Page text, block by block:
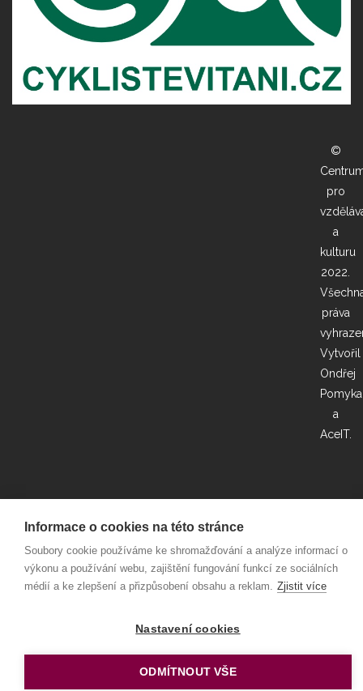
©
pro
a
kulturu
2022.
práva
Vytvořil
Ondřej
a
AceIT.
Informace o cookies na této stránce
Soubory cookie používáme ke shromažďování a analýze informací o
výkonu a používání webu, zajištění fungování funkcí ze sociálních
médií a ke zlepšení a přizpůsobení obsahu a reklam. Zjistit více
Nastavení cookies
ODMÍTNOUT VŠE